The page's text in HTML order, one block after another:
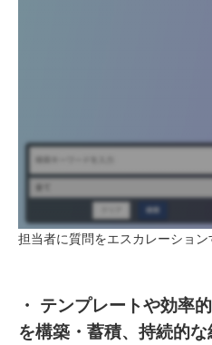
担当者に質問をエスカレーショ
・ テンプレートや効率
を構築・蓄積、持続的